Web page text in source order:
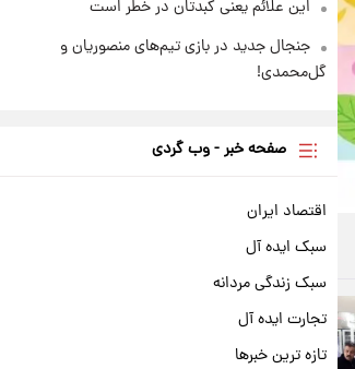
این علائم یعنی کبدتان در خطر است
جنجال جدید در بازی تیم‌های منصوریان و
گل‌محمدی!
صفحه خبر - وب گردی
اقتصاد ایران
سبک ایده آل
سبک زندگی مردانه
تجارت ایده آل
تازه ترین خبرها